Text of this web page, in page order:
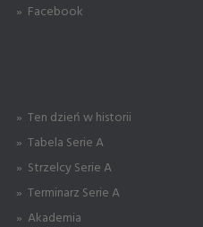
» Facebook
» Ten dzień w historii
» Tabela Serie A
» Strzelcy Serie A
» Terminarz Serie A
» Akademia